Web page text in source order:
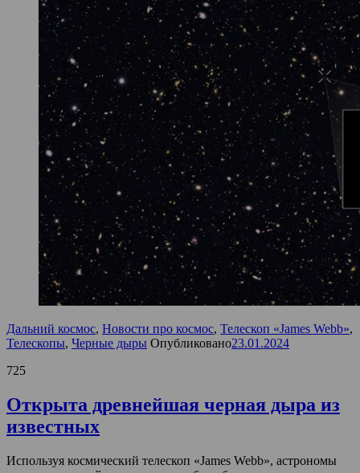
Дальний космос, Новости про космос, Телескоп «James Webb»,
Телескопы, Черные дыры Опубликовано23.01.2024
725
Открыта древнейшая черная дыра из
известных
Используя космический телескоп «James Webb», астрономы